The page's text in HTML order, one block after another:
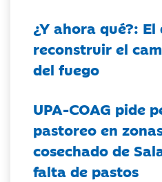
¿Y ahora qué?:
reconstruir el
del fuego
UPA-COAG pide
pastoreo en
cosechado de
falta de pastos